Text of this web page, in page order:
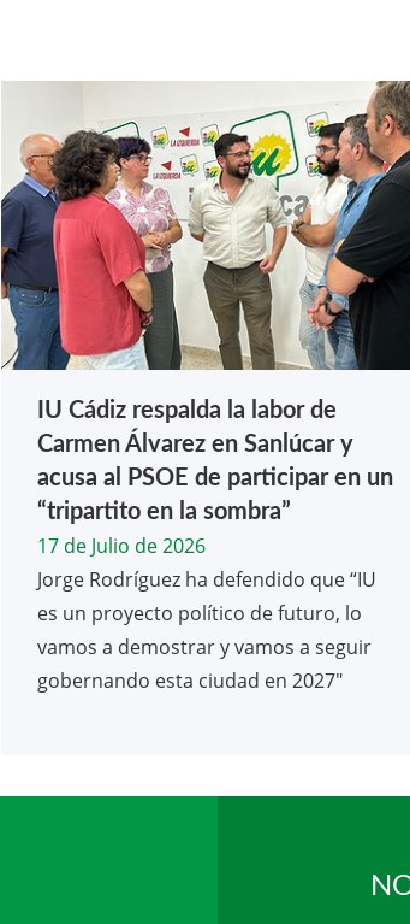
IU Cádiz respalda la labor de
Carmen Álvarez en Sanlúcar y
acusa al PSOE de participar en un
“tripartito en la sombra”
17 de Julio de 2026
Jorge Rodríguez ha defendido que “IU
es un proyecto político de futuro, lo
vamos a demostrar y vamos a seguir
gobernando esta ciudad en 2027"